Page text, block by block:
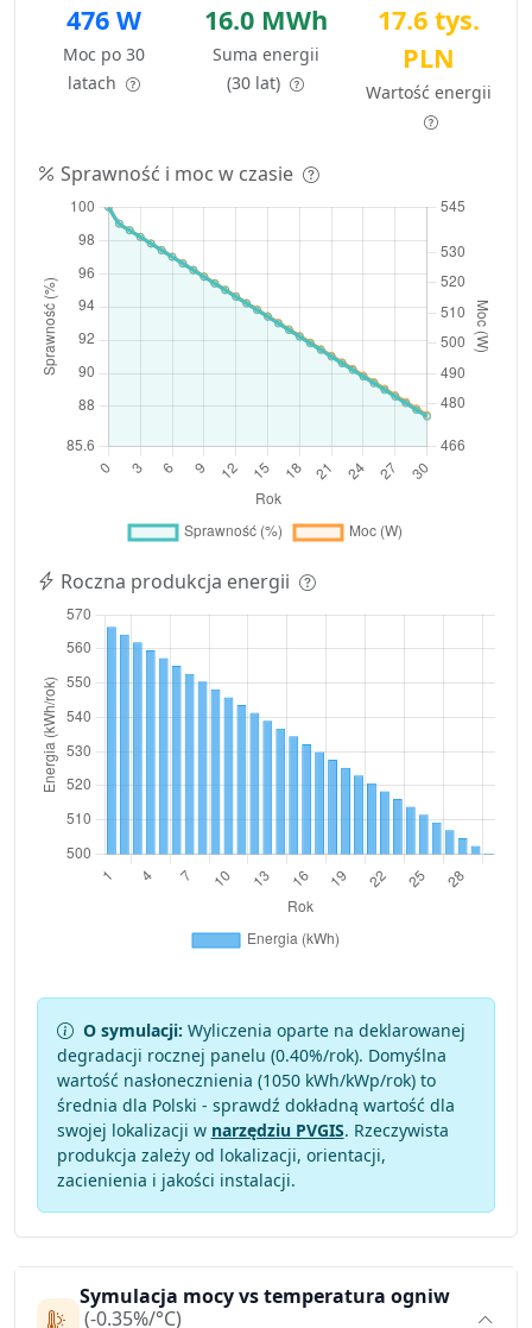
476 W
Moc po 30
latach
16.0 MWh
Suma energii
(30 lat)
17.6 tys.
PLN
Wartość energii
Sprawność i moc w czasie
Roczna produkcja energii
O symulacji: Wyliczenia oparte na deklarowanej
degradacji rocznej panelu (0.40%/rok). Domyślna
wartość nasłonecznienia (1050 kWh/kWp/rok) to
średnia dla Polski - sprawdź dokładną wartość dla
swojej lokalizacji w narzędziu PVGIS. Rzeczywista
produkcja zależy od lokalizacji, orientacji,
zacienienia i jakości instalacji.
Symulacja mocy vs temperatura ogniw
(-0.35%/°C)